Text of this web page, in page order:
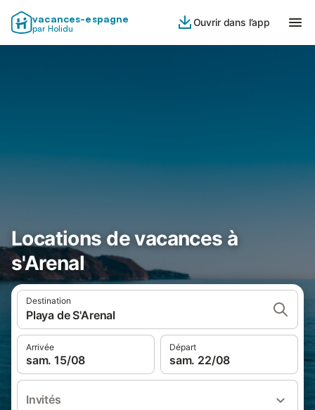
vacances-espagne
par Holidu
Ouvrir dans l’app
Locations de vacances à
s'Arenal
Destination
Playa de S'Arenal
Arrivée
sam. 15/08
Départ
sam. 22/08
Invités